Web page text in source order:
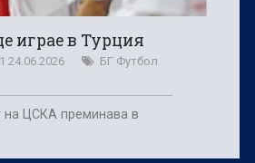
играе в Турция
24.06.2026 БГ Футбол
на ЦСКА преминава в